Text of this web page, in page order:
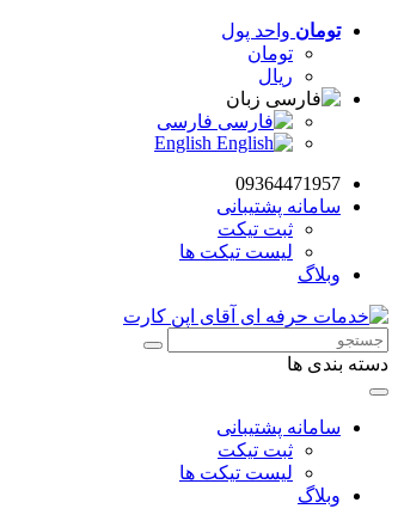
تومان واحد پول
تومان
ریال
زبان
فارسی
09364471957
سامانه پشتیبانی
ثبت تیکت
لیست تیکت ها
وبلاگ
دسته بندی ها
سامانه پشتیبانی
ثبت تیکت
لیست تیکت ها
وبلاگ